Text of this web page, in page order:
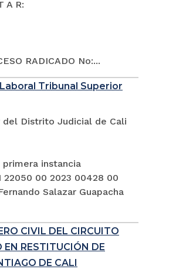
A R:
RADICADO No:...
Tribunal Superior
del Distrito Judicial de Cali
instancia
22050 00 2023 00428 00
Salazar Guapacha
CIVIL DEL CIRCUITO
EN RESTITUCIÓN DE
DE CALI